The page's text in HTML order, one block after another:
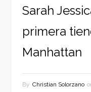
Sarah
primera
Manhattan
By Christian Solorzano